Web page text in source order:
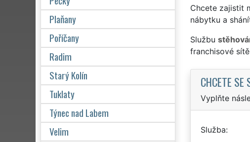
Chcete zajistit
nábytku a
Službu
franchisové sítě
CHCETE SE
Vyplňte
Služba
Plaňany
Poříčany
Radim
Starý Kolín
Tuklaty
Týnec nad Labem
Velim